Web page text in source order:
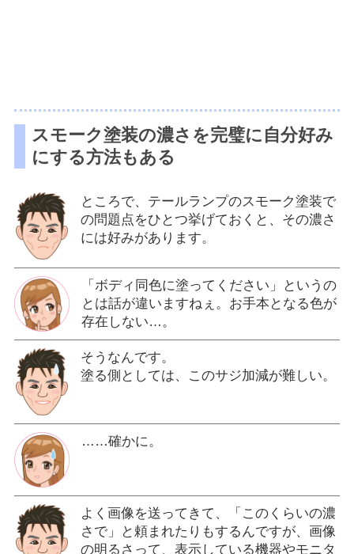
スモーク塗装の濃さを完璧に自分好み
にする方法もある
ところで、テールランプのスモーク塗装で
の問題点をひとつ挙げておくと、その濃さ
には好みがあります。
「ボディ同色に塗ってください」というの
とは話が違いますねぇ。お手本となる色が
存在しない…。
そうなんです。
塗る側としては、このサジ加減が難しい。
……確かに。
よく画像を送ってきて、「このくらいの濃
さで」と頼まれたりもするんですが、画像
の明るさって、表示している機器やモニタ